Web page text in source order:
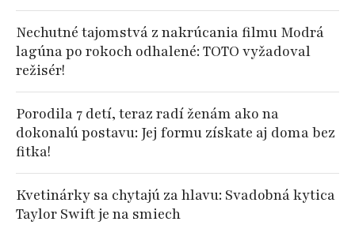
Nechutné tajomstvá z nakrúcania filmu Modrá
lagúna po rokoch odhalené: TOTO vyžadoval
režisér!
Porodila 7 detí, teraz radí ženám ako na
dokonalú postavu: Jej formu získate aj doma bez
fitka!
Kvetinárky sa chytajú za hlavu: Svadobná kytica
Taylor Swift je na smiech